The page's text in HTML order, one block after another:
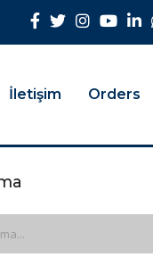
İletişim Orders